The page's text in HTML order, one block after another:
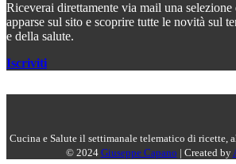
Riceverai direttamente via mail una
apparse sul sito e scoprire tutte le novità sul
e della salute.
Iscriviti
Cucina e Salute il settimanale telematico di ricette,
© 2024 Giuseppe Capano | Created by